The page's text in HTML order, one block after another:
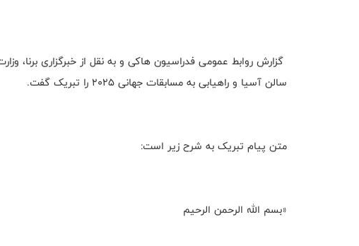
گزارش روابط عمومی فدراسیون هاکی و به نقل از خبرگزاری برنا،
سالن آسیا و راهیابی به مسابقات جهانی ۲۰۲۵ را تبریک گفت.
متن پیام تبریک به شرح زیر است:
«بسم الله الرحمن الرحیم ‌